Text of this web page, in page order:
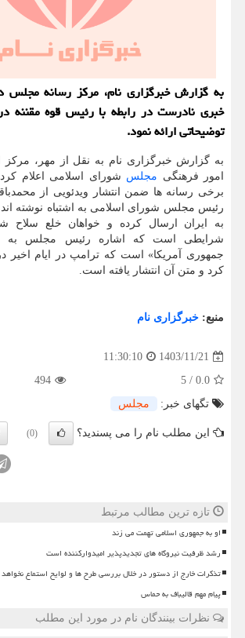
به گزارش خبرگزاری نام، مرکز رسانه مجلس
خبری نادرست در رابطه با رئیس قوه مقننه
توضیحاتی ارائه نمود.
به گزارش خبرگزاری نام به نقل از مهر، مرکز
امور فرهنگی مجلس شورای اسلامی اعلام
برخی رسانه ها ضمن انتشار ویدئویی از
رئیس مجلس شورای اسلامی به اشتباه نوشته
به ایران ارسال کرده و خواهان خلع سلاح
شرایطی است که اشاره رئیس مجلس به
جمهوری آمریکا» است که ترامپ در ایام اخیر
کرد و متن آن انتشار یافته است.
منبع: خبرگزاری نام
1403/11/21
11:30:10
0.0
/
5
494
تگهای خبر:
مجلس
این مطلب نام را می پسندید؟ (0)
تازه ترین مطالب مرتبط
او به جمهوری اسلامی تهمت می زند
رشد ظرفیت نیروگاه های تجدیدپذیر امیدوارکننده است
تذکرات خارج از دستور در خلال بررسی طرح ها و لوایح استماع
پیام مهم قالیباف به حماس
نظرات بینندگان نام در مورد این مطلب